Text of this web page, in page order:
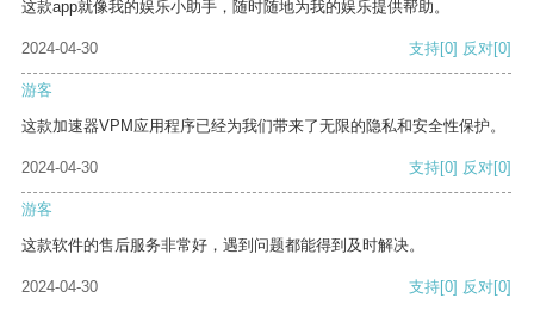
这款app就像我的娱乐小助手，随时随地为我的娱乐提供帮助。
2024-04-30 支持[0] 反对[0]
游客
这款加速器VPM应用程序已经为我们带来了无限的隐私和安全性保护。
2024-04-30 支持[0] 反对[0]
游客
这款软件的售后服务非常好，遇到问题都能得到及时解决。
2024-04-30 支持[0] 反对[0]